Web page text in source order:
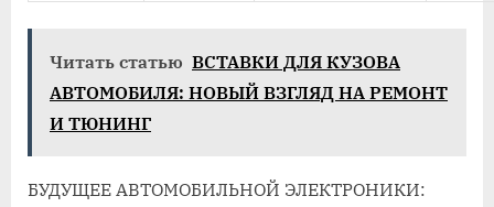
Читать статью ВСТАВКИ ДЛЯ КУЗОВА
АВТОМОБИЛЯ: НОВЫЙ ВЗГЛЯД НА РЕМОНТ
И ТЮНИНГ
БУДУЩЕЕ АВТОМОБИЛЬНОЙ ЭЛЕКТРОНИКИ: